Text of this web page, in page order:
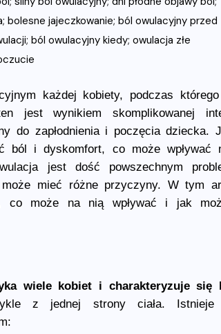
każdej kobiety, podczas
jest wynikiem skomplikowanej
do zapłodnienia i poczęcia dziecka.
ból i dyskomfort, co może wpływać
jest dość powszechnym
mieć różne przyczyny. W tym
co może na nią wpływać i jak
wiele kobiet i charakteryzuje się
z jednej strony ciała. Istnieje